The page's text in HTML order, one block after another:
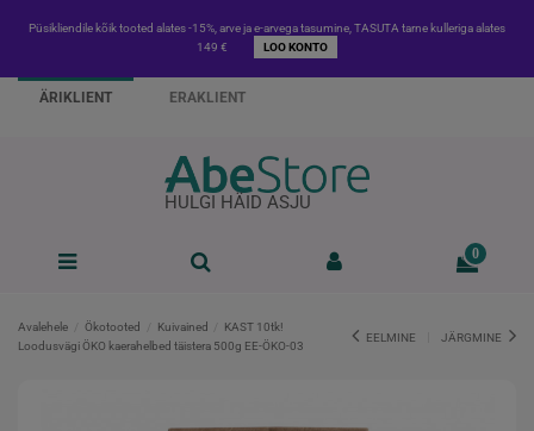
Püsikliendile kõik tooted alates -15%, arve ja e-arvega tasumine, TASUTA tarne kulleriga alates
149 €
LOO KONTO
ÄRIKLIENT ERAKLIENT
HULGI HÄID ASJU
0
Avalehele Ökotooted Kuivained
KAST 10tk!
Loodusvägi ÖKO kaerahelbed täistera 500g EE-ÖKO-03
EELMINE JÄRGMINE